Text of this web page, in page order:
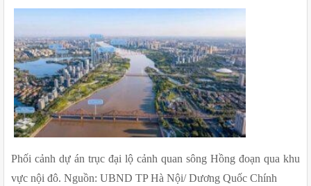
Phối cảnh dự án trục đại lộ cảnh quan sông Hồng đoạn qua khu
vực nội đô. Nguồn: UBND TP Hà Nội/ Dương Quốc Chính